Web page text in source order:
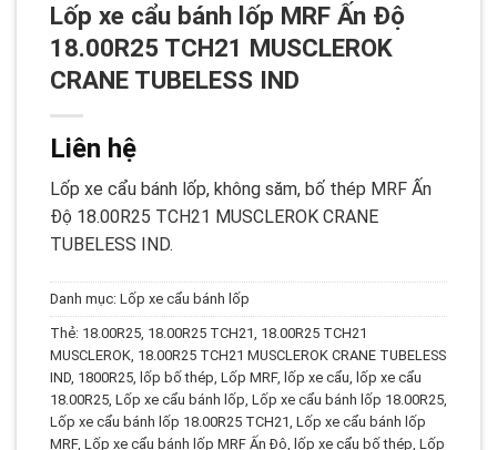
Lốp xe cẩu bánh lốp MRF Ấn Độ
18.00R25 TCH21 MUSCLEROK
CRANE TUBELESS IND
Liên hệ
Lốp xe cẩu bánh lốp, không săm, bố thép MRF Ấn
Độ 18.00R25 TCH21 MUSCLEROK CRANE
TUBELESS IND.
Danh mục: Lốp xe cẩu bánh lốp
Thẻ: 18.00R25 18.00R25 TCH21 18.00R25 TCH21
MUSCLEROK 18.00R25 TCH21 MUSCLEROK CRANE TUBELESS
IND 1800R25 lốp bố thép Lốp MRF, lốp xe cẩu
lốp xe cẩu
18.00R25 Lốp xe cẩu bánh lốp Lốp xe cẩu bánh lốp 18.00R25
Lốp xe cẩu bánh lốp 18.00R25 TCH21 Lốp xe cẩu bánh lốp
MRF, Lốp xe cẩu bánh lốp MRF Ấn Độ lốp xe cẩu bố thép Lốp